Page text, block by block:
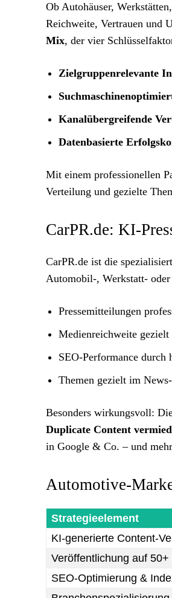
Ob Autohäuser,
Reichweite, Vertrauen und
Mix, der vier
Zielgruppenrelevante
Kanalübergreifende
Datenbasierte
Mit einem professionellen
Verteilung und gezielte
CarPR.de: KI-
CarPR.de ist die
Automobil-, Werkstatt-
Pressemitteilungen
Medienreichweite gezielt
SEO-Performance durch
Themen gezielt im
Besonders wirkungsvoll:
Duplicate Content
in Google & Co. – und
Automotive-
Strategieelement
KI-generierte Content-
Veröffentlichung auf 50+
SEO-Optimierung &